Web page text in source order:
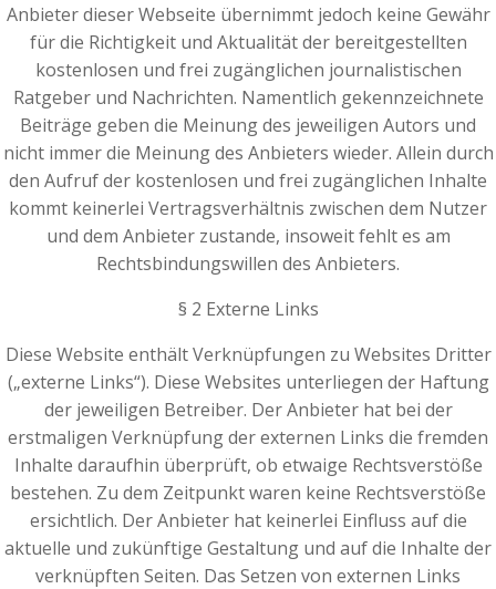
Anbieter dieser Webseite übernimmt jedoch keine Gewähr
für die Richtigkeit und Aktualität der bereitgestellten
kostenlosen und frei zugänglichen journalistischen
Ratgeber und Nachrichten. Namentlich gekennzeichnete
Beiträge geben die Meinung des jeweiligen Autors und
nicht immer die Meinung des Anbieters wieder. Allein durch
den Aufruf der kostenlosen und frei zugänglichen Inhalte
kommt keinerlei Vertragsverhältnis zwischen dem Nutzer
und dem Anbieter zustande, insoweit fehlt es am
Rechtsbindungswillen des Anbieters.
§ 2 Externe Links
Diese Website enthält Verknüpfungen zu Websites Dritter
(„externe Links“). Diese Websites unterliegen der Haftung
der jeweiligen Betreiber. Der Anbieter hat bei der
erstmaligen Verknüpfung der externen Links die fremden
Inhalte daraufhin überprüft, ob etwaige Rechtsverstöße
bestehen. Zu dem Zeitpunkt waren keine Rechtsverstöße
ersichtlich. Der Anbieter hat keinerlei Einfluss auf die
aktuelle und zukünftige Gestaltung und auf die Inhalte der
verknüpften Seiten. Das Setzen von externen Links